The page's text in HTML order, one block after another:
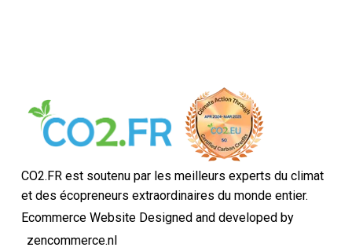
CO2.FR est soutenu par les meilleurs experts du climat
et des écopreneurs extraordinaires du monde entier.
Ecommerce Website Designed and developed by
zencommerce.nl